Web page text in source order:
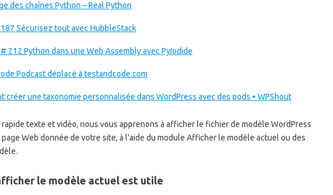
des chaînes Python – Real Python
Sécurisez tout avec HubbleStack
212 Python dans une Web Assembly avec PyIodide
Podcast déplacé à testandcode.com
créer une taxonomie personnalisée dans WordPress avec des pods • WPShout
rapide texte et vidéo, nous vous apprenons à afficher le fichier de modèle WordPress
Web donnée de votre site, à l'aide du module Afficher le modèle actuel ou des
le modèle actuel est utile